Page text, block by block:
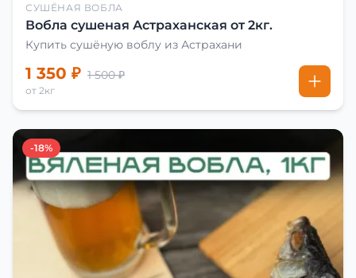
СУШЁНАЯ ВОБЛА
Вобла сушеная Астраханская от 2кг.
Купить сушёную воблу из Астрахани
1 350 ₽ 1 500 ₽
от 2кг
-18%